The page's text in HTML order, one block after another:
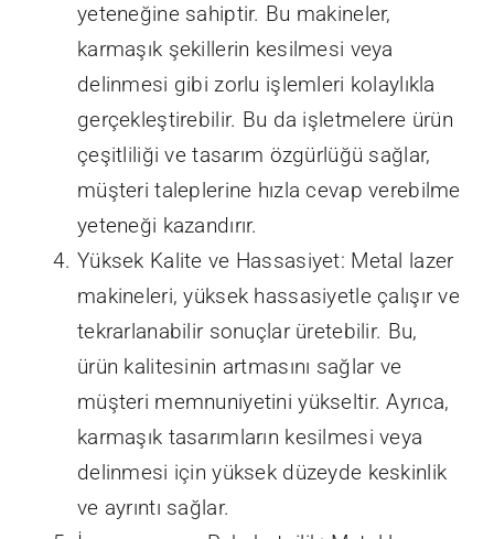
yeteneğine sahiptir. Bu makineler,
karmaşık şekillerin kesilmesi veya
delinmesi gibi zorlu işlemleri kolaylıkla
gerçekleştirebilir. Bu da işletmelere ürün
çeşitliliği ve tasarım özgürlüğü sağlar,
müşteri taleplerine hızla cevap verebilme
yeteneği kazandırır.
Yüksek Kalite ve Hassasiyet: Metal lazer
makineleri, yüksek hassasiyetle çalışır ve
tekrarlanabilir sonuçlar üretebilir. Bu,
ürün kalitesinin artmasını sağlar ve
müşteri memnuniyetini yükseltir. Ayrıca,
karmaşık tasarımların kesilmesi veya
delinmesi için yüksek düzeyde keskinlik
ve ayrıntı sağlar.